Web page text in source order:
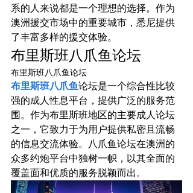
系的人来说都是一个理想的选择。作为
澳洲援交市场中的重要城市，悉尼提供
了丰富多样的援交体验。
布里斯班八爪鱼论坛
布里斯班八爪鱼论坛
布里斯班八爪鱼论坛是一个综合性比较
强的成人性息平台，提供广泛的服务范
围。作为布里斯班地区的主要成人论坛
之一，它致力于为用户提供私密且流畅
的信息交流体验。八爪鱼论坛在澳洲的
众多约炮平台中独树一帜，以其全面的
覆盖面和优质的服务脱颖而出。